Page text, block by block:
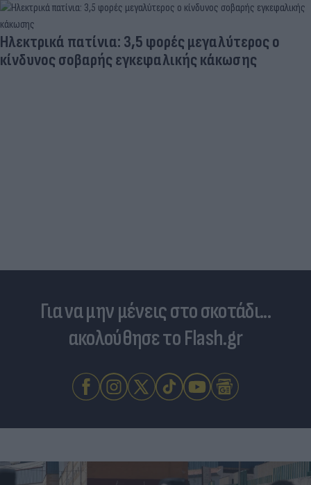
Ηλεκτρικά πατίνια: 3,5 φορές μεγαλύτερος ο
κίνδυνος σοβαρής εγκεφαλικής κάκωσης
Για να μην μένεις στο σκοτάδι...
ακολούθησε το Flash.gr